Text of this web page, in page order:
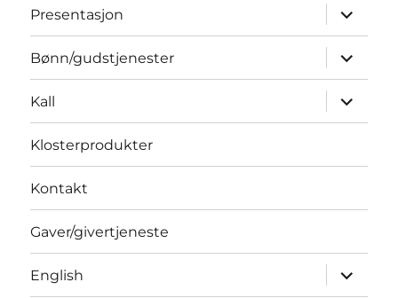
Presentasjon
Utvid
Bønn/gudstjenester
Utvid
Kall
Utvid
Klosterprodukter
Kontakt
Gaver/givertjeneste
English
Utvid